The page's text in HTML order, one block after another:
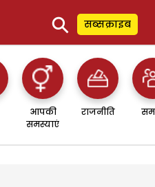
⚲ सब्सक्राइब
आपकी
समस्याएं
राजनीति